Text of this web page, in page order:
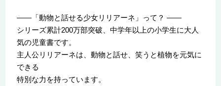
――「動物と話せる少女リリアーネ」って？ ――
シリーズ累計200万部突破、中学年以上の小学生に大人
気の児童書です。
主人公リリアーネは、動物と話せ、笑うと植物を元気に
できる
特別な力を持っています。